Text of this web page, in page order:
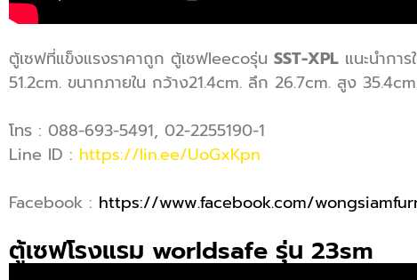
ตู้เซฟที่แข็งแรงราคาถูก ตู้เซฟleecoรุ่น SST-XPL แนะนำกา
51.2cm. ขนากภายใน กว้าง21.4cm. ลึก 26.7cm. สูง
โทร : 088-693-5491, 02-2255190-1
Line ID : https://lin.ee/UoGxKpn
Facebook : https://www.facebook.com/
ตู้เซฟโรงแรม worldsafe รุ่น 23sm